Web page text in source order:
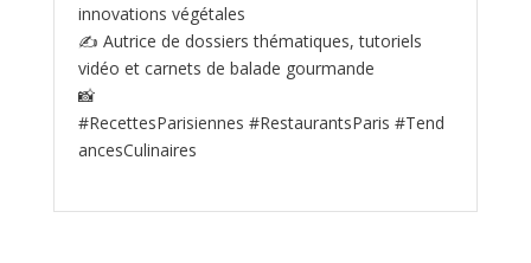
innovations végétales
✍️ Autrice de dossiers thématiques, tutoriels
vidéo et carnets de balade gourmande
📸
#RecettesParisiennes #RestaurantsParis #Tend
ancesCulinaires